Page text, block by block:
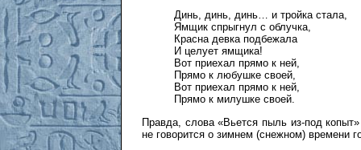
Динь, динь, динь… и тройка стала,
Ямщик спрыгнул с облучка,
Красна девка подбежала
И целует ямщика!
Вот приехал прямо к ней,
Прямо к любушке своей,
Вот приехал прямо к ней,
Прямо к милушке своей.
Правда, слова «Вьется пыль из-под
не говорится о зимнем (снежном) времени